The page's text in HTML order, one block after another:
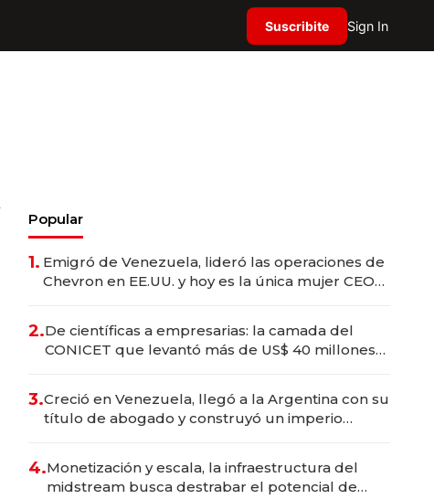
Suscribite Sign In
Popular
1. Emigró de Venezuela, lideró las operaciones de
Chevron en EE.UU. y hoy es la única mujer CEO
2.De científicas a empresarias: la camada del
CONICET que levantó más de US$ 40 millones
3.Creció en Venezuela, llegó a la Argentina con su
título de abogado y construyó un imperio
4.Monetización y escala, la infraestructura del
midstream busca destrabar el potencial de